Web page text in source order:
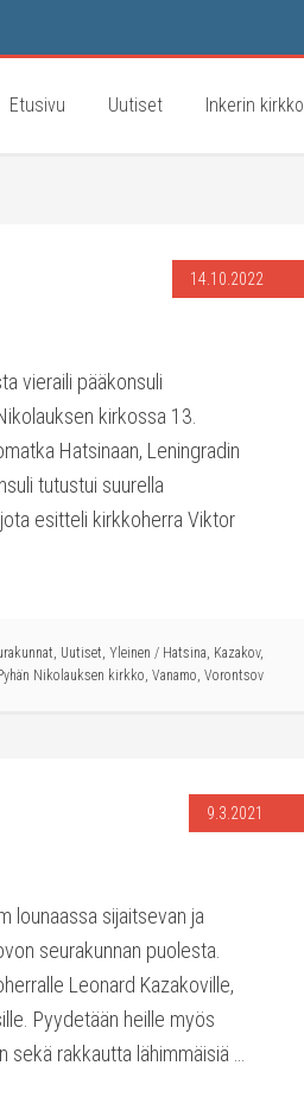
Etusivu Uutiset Inkerin kirkko
14.10.2022
vieraili pääkonsuli
kirkossa 13.
Hatsinaan, Leningradin
tutustui suurella
esitteli kirkkoherra Viktor
, Uutiset, Yleinen / Hatsina, Kazakov,
Nikolauksen kirkko, Vanamo, Vorontsov
9.3.2021
lounaassa sijaitsevan ja
seurakunnan puolesta.
Leonard Kazakoville,
Pyydetään heille myös
rakkautta lähimmäisiä …